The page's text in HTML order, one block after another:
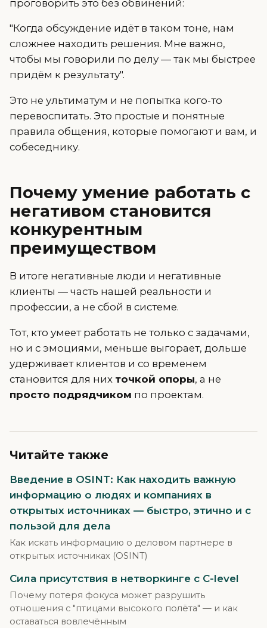
проговорить это без обвинений:
"Когда обсуждение идёт в таком тоне, нам
сложнее находить решения. Мне важно,
чтобы мы говорили по делу — так мы быстрее
придём к результату".
Это не ультиматум и не попытка кого-то
перевоспитать. Это простые и понятные
правила общения, которые помогают и вам, и
собеседнику.
Почему умение работать с
негативом становится
конкурентным
преимуществом
В итоге негативные люди и негативные
клиенты — часть нашей реальности и
профессии, а не сбой в системе.
Тот, кто умеет работать не только с задачами,
но и с эмоциями, меньше выгорает, дольше
удерживает клиентов и со временем
становится для них точкой опоры, а не
просто подрядчиком по проектам.
Читайте также
Введение в OSINT: Как находить важную
информацию о людях и компаниях в
открытых источниках — быстро, этично и с
пользой для дела
Как искать информацию о деловом партнере в
открытых источниках (OSINT)
Сила присутствия в нетворкинге с C-level
Почему потеря фокуса может разрушить
отношения с "птицами высокого полёта" — и как
оставаться вовлечённым